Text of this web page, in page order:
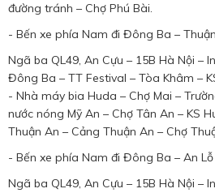
đường tránh – Chợ Phú Bài.
- Bến xe phía Nam đi Đông Ba –
Ngã ba QL49, An Cựu – 15B Hà Nội –
Đông Ba – TT Festival – Tòa Khâm –
- Nhà máy bia Huda – Chợ Mai –
nước nóng Mỹ An – Chợ Tân An – KS
Thuận An – Cảng Thuận An – Chợ
- Bến xe phía Nam đi Đông Ba – An
Ngã ba QL49, An Cựu – 15B Hà Nội –